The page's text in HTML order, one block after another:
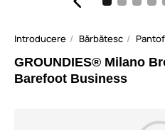
Introducere Bărbătesc
GROUNDIES® Milano
Barefoot Business